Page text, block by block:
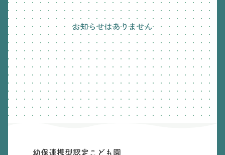
お知らせはありません
幼保連携型認定こども園